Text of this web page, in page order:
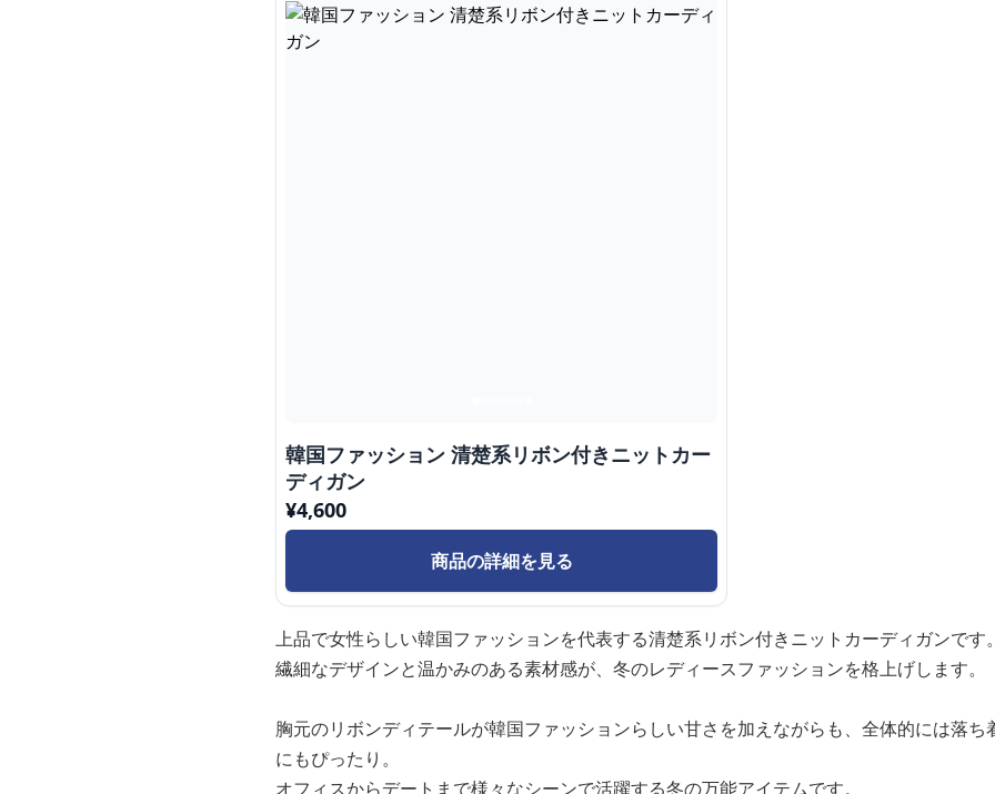
韓国ファッション 清楚系リボン付きニットカー
ディガン
¥4,600
商品の詳細を見る
上品で女性らしい韓国ファッションを代表する清楚系リボン付きニットカーディガンです
繊細なデザインと温かみのある素材感が、冬のレディースファッションを格上げします。
胸元のリボンディテールが韓国ファッションらしい甘さを加えながらも、全体的には落
にもぴったり。
オフィスからデートまで様々なシーンで活躍する冬の万能アイテムです。